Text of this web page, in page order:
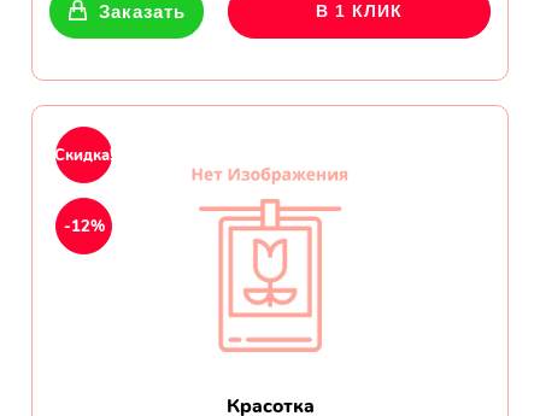
Заказать В 1 КЛИК
Красотка
Скидка!
-12%